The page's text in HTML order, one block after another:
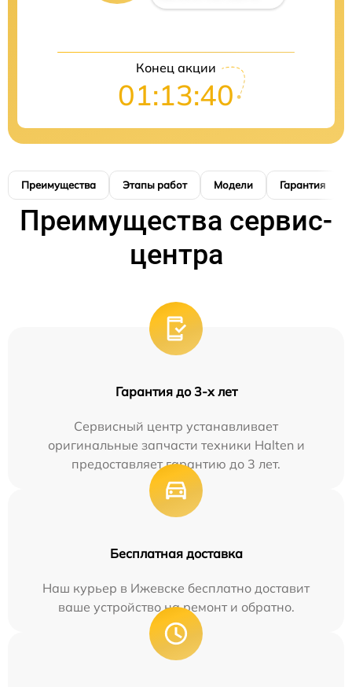
Конец акции
01:13:40
Преимущества Этапы работ Модели Гарантия
Преимущества сервис-
центра
Гарантия до 3-х лет
Сервисный центр устанавливает
оригинальные запчасти техники Halten и
предоставляет гарантию до 3 лет.
Бесплатная доставка
Наш курьер в Ижевске бесплатно доставит
ваше устройство на ремонт и обратно.